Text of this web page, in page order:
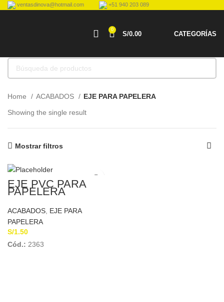
ventasdinova@hotmail.com +51 940 203 089
0
S/0.00 CATEGORÍAS
Home ACABADOS
EJE PARA PAPELERA
Showing the single result
Mostrar filtros
EJE PVC PARA
PAPELERA
ACABADOS, EJE PARA
PAPELERA
S/1.50
Cód.: 2363